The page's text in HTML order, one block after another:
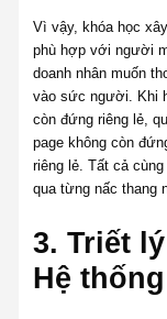
Vì vậy, khóa học
phù hợp với người
doanh nhân muốn
vào sức người. Khi
còn đứng riêng lẻ,
page không còn
riêng lẻ. Tất cả
qua từng nấc thang
3. Triết
Hệ